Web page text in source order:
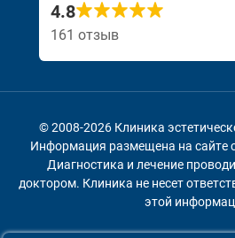
4.8
161 отзыв
© 2008-2026 Клиника
Информация размещена на сайте
Диагностика и лечение
доктором. Клиника не несет
этой